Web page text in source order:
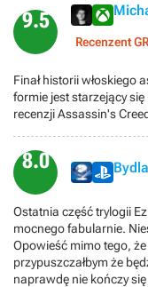
9.5
Recenzent
Finał historii włoskiego
formie jest starzejący
recenzji Assassin's
8.0
Ostatnia część trylogii
mocnego fabularnie.
Opowieść mimo tego,
przypuszczałbym że
naprawdę nie kończy